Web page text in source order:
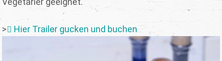
> Hier Trailer gucken und buchen